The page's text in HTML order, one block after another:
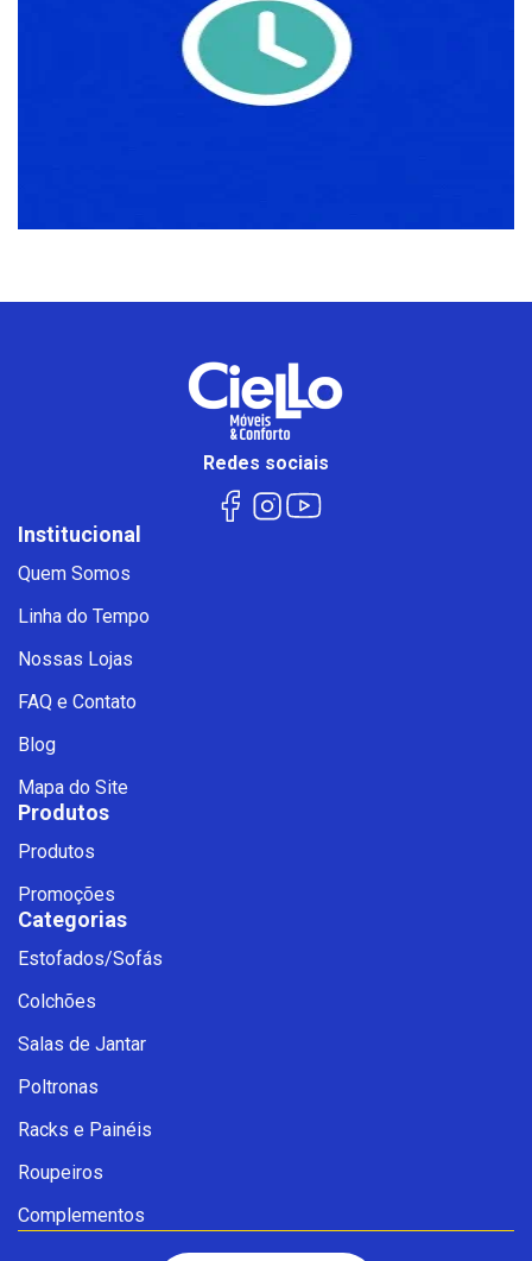
Redes sociais
Institucional
Quem Somos
Linha do Tempo
Nossas Lojas
FAQ e Contato
Blog
Mapa do Site
Produtos
Produtos
Promoções
Categorias
Estofados/Sofás
Colchões
Salas de Jantar
Poltronas
Racks e Painéis
Roupeiros
Complementos